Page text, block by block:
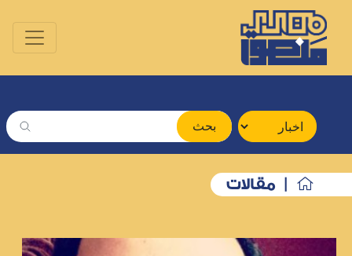
بحث
| مقالات